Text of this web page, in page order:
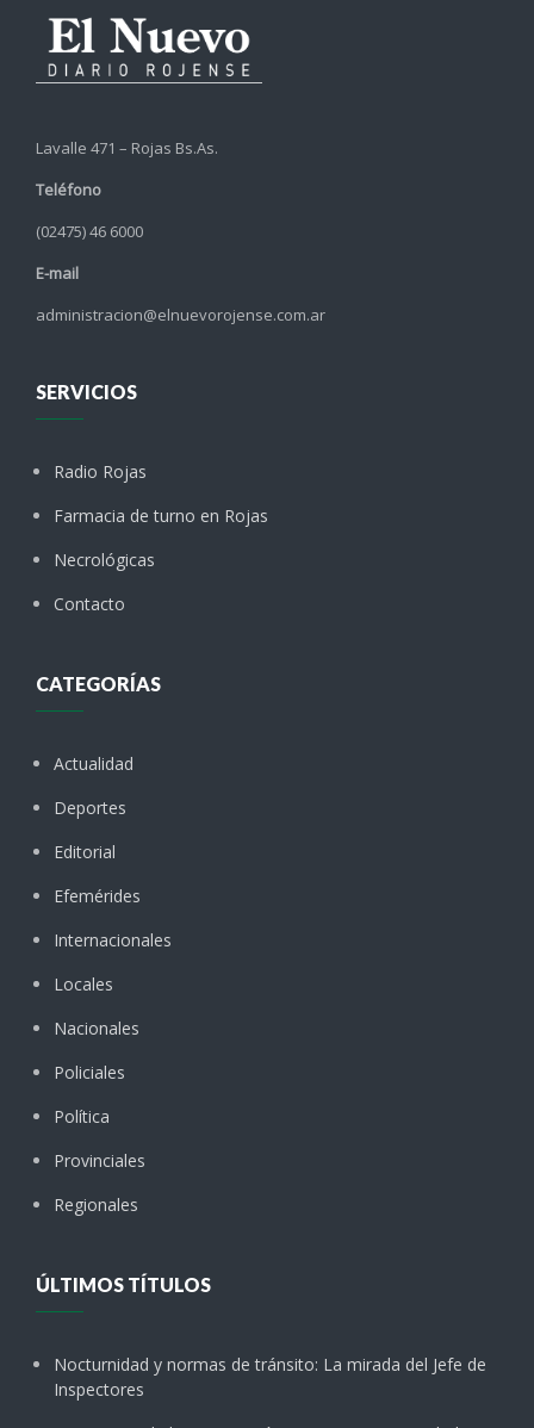
Lavalle 471 – Rojas Bs.As.
Teléfono
(02475) 46 6000
E-mail
administracion@elnuevorojense.com.ar
SERVICIOS
Radio Rojas
Farmacia de turno en Rojas
Necrológicas
Contacto
CATEGORÍAS
Actualidad
Deportes
Editorial
Efemérides
Internacionales
Locales
Nacionales
Policiales
Política
Provinciales
Regionales
ÚLTIMOS TÍTULOS
Nocturnidad y normas de tránsito: La mirada del Jefe de
Inspectores